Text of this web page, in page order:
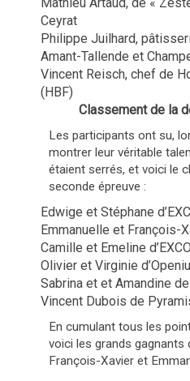
Ceyrat
Philippe Juilhard,
Amant-Tallende et
Vincent Reisch, chef de
(HBF)
Classement de la
Les participants ont su,
montrer leur véritable
étaient serrés, et voici le
seconde épreuve :
Edwige et Stéphane
Emmanuelle et François-
Camille et Emeline d’EXCO
Olivier et Virginie
Sabrina et et Amandine
Vincent Dubois de
En cumulant tous les
voici les grands gagnants
François-Xavier et